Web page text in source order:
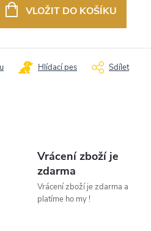
VLOŽIT DO KOŠÍKU
Hlídací pes Sdílet
Vrácení zboží je
zdarma
Vrácení zboží je zdarma a
platíme ho my !